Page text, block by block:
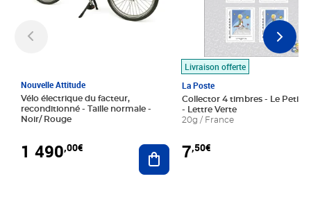
Nouvelle Attitude
Vélo électrique du facteur,
reconditionné - Taille normale -
Noir/ Rouge
1 490,00€ Ajouter au panier
Livraison offerte
La Poste
Collector 4 timbres - Le Petit
- Lettre Verte
20g / France
7,50€